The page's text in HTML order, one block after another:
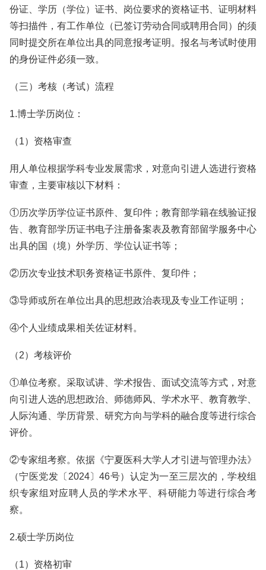
份证、学历（学位）证书、岗位要求的资格证书、证明材料
等扫描件，有工作单位（已签订劳动合同或聘用合同）的须
同时提交所在单位出具的同意报考证明。报名与考试时使用
的身份证件必须一致。
（三）考核（考试）流程
1.博士学历岗位：
（1）资格审查
用人单位根据学科专业发展需求，对意向引进人选进行资格
审查，主要审核以下材料：
①历次学历学位证书原件、复印件；教育部学籍在线验证报
告、教育部学历证书电子注册备案表及教育部留学服务中心
出具的国（境）外学历、学位认证书等；
②历次专业技术职务资格证书原件、复印件；
③导师或所在单位出具的思想政治表现及专业工作证明；
④个人业绩成果相关佐证材料。
（2）考核评价
①单位考察。采取试讲、学术报告、面试交流等方式，对意
向引进人选的思想政治、师德师风、学术水平、教育教学、
人际沟通、学历背景、研究方向与学科的融合度等进行综合
评价。
②专家组考察。依据《宁夏医科大学人才引进与管理办法》
（宁医党发〔2024〕46号）认定为一至三层次的，学校组
织专家组对应聘人员的学术水平、科研能力等进行综合考
察。
2.硕士学历岗位
（1）资格初审